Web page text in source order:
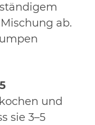
ab.
und
sie 3–5